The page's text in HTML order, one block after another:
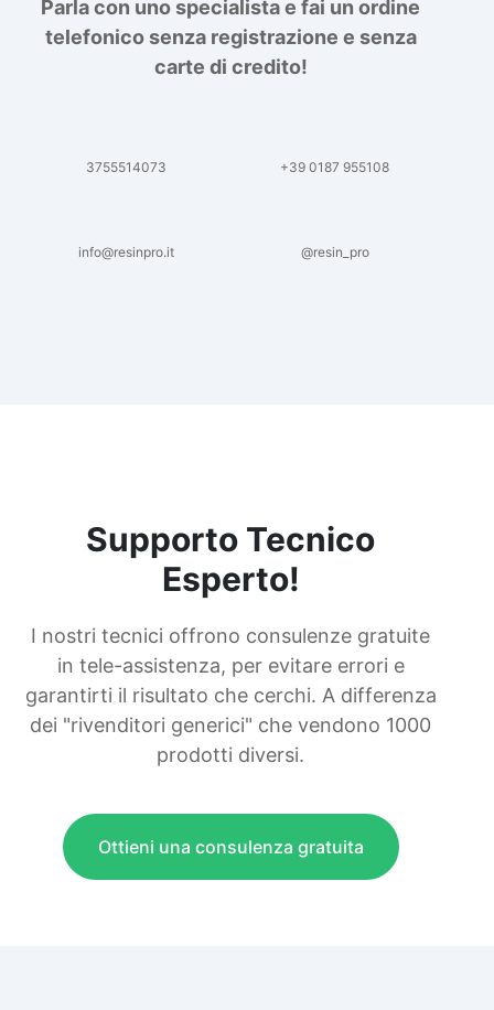
Parla con uno specialista e fai un ordine
telefonico senza registrazione e senza
carte di credito!
3755514073 +39 0187 955108
info@resinpro.it @resin_pro
Supporto Tecnico
Esperto!
I nostri tecnici offrono consulenze gratuite
in tele-assistenza, per evitare errori e
garantirti il risultato che cerchi. A differenza
dei "rivenditori generici" che vendono 1000
prodotti diversi.
Ottieni una consulenza gratuita